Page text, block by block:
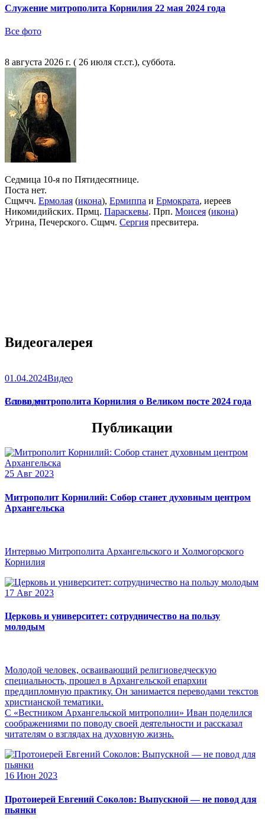
Служение митрополита Корнилия 22 мая 2024 года
Все фото
8 августа 2026 г. ( 26 июля ст.ст.), суббота.
Седмица 10-я по Пятидесятнице.
Поста нет.
Сщмчч. Ермолая (икона), Ермиппа и Ермократа, иереев
Никомидийских. Прмц. Параскевы. Прп. Моисея (икона)
Угрина, Печерского. Сщмч. Сергия пресвитера.
Видеогалерея
01.04.2024Видео
Слово митрополита Корнилия о Великом посте 2024 года
Все видео
Публикации
25 Авг 2023
Митрополит Корнилий: Собор станет духовным центром
Архангельска
Интервью Митрополита Архангельского и Холмогорского
Корнилия
17 Авг 2023
Церковь и университет: сотрудничество на пользу
молодым
Молодой человек, осваивающий религиоведческую
специальность, прошел в Архангельской епархии
преддипломную практику. Он занимается переводами текстов
христианской тематики.
С «Вестником Архангельской митрополии» Иван поделился
соображениями по поводу своей деятельности и рассказал
читателям о взглядах на духовную жизнь.
16 Июн 2023
Протоиерей Евгений Соколов: Выпускной — не повод для
пьянки